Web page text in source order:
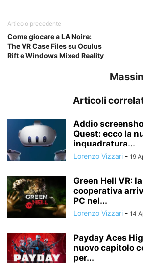
Articolo precedente
Come giocare a LA Noire:
The VR Case Files su Oculus
Rift e Windows Mixed Reality
Articoli
Addio
Quest: ecco la
inquadratura...
Lorenzo Vizzari - 19
Green Hell VR:
cooperativa
PC nel...
Lorenzo Vizzari - 14
Payday Aces
nuovo capitolo
per...